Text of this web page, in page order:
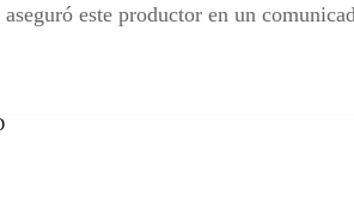
este productor en un